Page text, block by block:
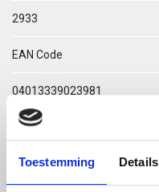
Toestemming Details
2933
EAN Code
04013339023981
Technische omschrijving
2933/2 GL6 OMEGA-PROFIEL